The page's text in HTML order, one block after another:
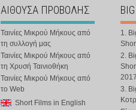
ΑΙΘΟΥΣΑ ΠΡΟΒΟΛΗΣ
Ταινίες Μικρού Μήκους από
τη συλλογή μας
Ταινίες Μικρού Μήκους από
τη Χρυσή Ταινιοθήκη
Ταινίες Μικρού Μήκους από
το Web
Short Films in English
1.
2.
3.